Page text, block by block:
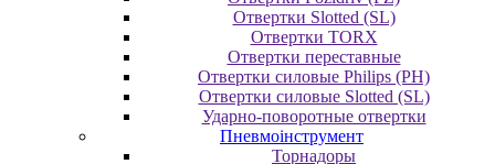
Отвертки Slotted (SL)
Отвертки TORX
Отвертки переставные
Отвертки силовые Philips (PH)
Отвертки силовые Slotted (SL)
Ударно-поворотные отвертки
Пневмоінструмент
Topнaдopы